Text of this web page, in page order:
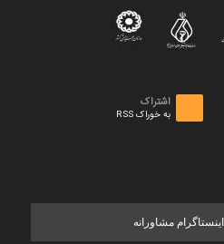
اشتراک
به خوراک RSS
مشاورانه